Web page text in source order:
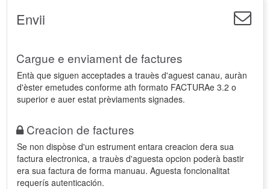
Envii
Cargue e enviament de factures
Entà que siguen acceptades a trauès d'aguest canau, auràn
d'èster emetudes conforme ath formato FACTURAe 3.2 o
superior e auer estat prèviaments signades.
Creacion de factures
Se non dispòse d'un estrument entara creacion dera sua
factura electronica, a trauès d'aguesta opcion poderà bastir
era sua factura de forma manuau. Aguesta foncionalitat
requerís autenticación.